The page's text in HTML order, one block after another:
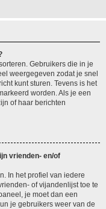
Gebruikers die in je
weergegeven zodat je snel
kunt sturen. Tevens is het
worden. Als je een
of haar berichten
vrienden- en/of
In het profiel van iedere
of vijandenlijst toe te
je moet dan een
je gebruikers weer van de